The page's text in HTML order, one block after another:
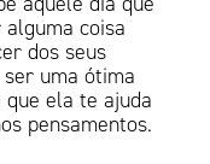
coisa
dos seus
uma ótima
que ela te ajuda
pensamentos.